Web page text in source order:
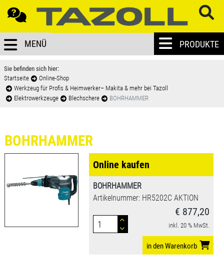
MENÜ
Sie befinden sich hier:
Startseite
Online-Shop
Werkzeug für Profis & Heimwerker– Makita & mehr bei Tazoll
Elektrowerkzeuge
Blechschere BOHRHAMMER
PRODUKTE
BOHRHAMMER
Online kaufen
BOHRHAMMER
Artikelnummer: HR5202C AKTION
€ 877,20
inkl. 20 % MwSt.
in den Warenkorb